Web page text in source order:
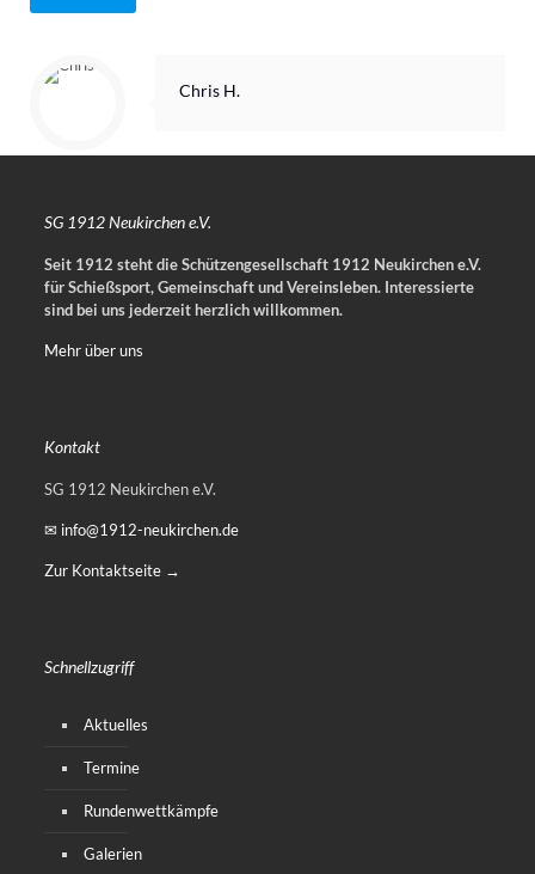
Chris H.
SG 1912 Neukirchen e.V.
Seit 1912 steht die Schützengesellschaft 1912 Neukirchen e.V.
für Schießsport, Gemeinschaft und Vereinsleben. Interessierte
sind bei uns jederzeit herzlich willkommen.
Mehr über uns
Kontakt
SG 1912 Neukirchen e.V.
✉ info@1912-neukirchen.de
Zur Kontaktseite →
Schnellzugriff
Aktuelles
Termine
Rundenwettkämpfe
Galerien